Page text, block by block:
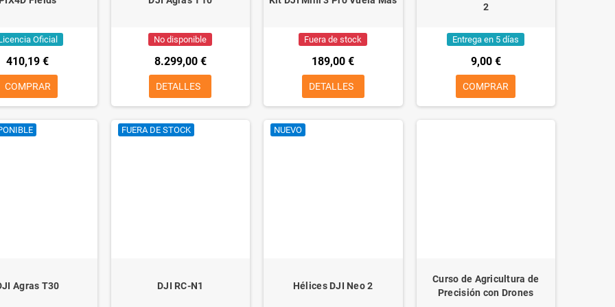
Oficial
410,19 €
COMPRAR
No disponible
8.299,00 €
DETALLES
Fuera de stock
189,00 €
DETALLES
2
Entrega en 5 días
9,00 €
COMPRAR
Agras T30
FUERA DE STOCK
DJI RC-N1
NUEVO
Hélices DJI Neo 2
Curso de Agricultura de
Precisión con Drones